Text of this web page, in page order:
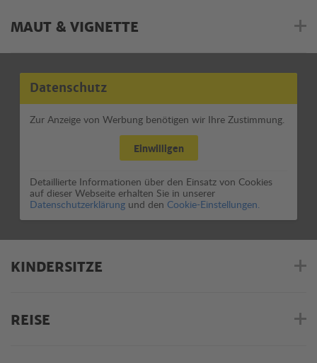
MAUT & VIGNETTE
Datenschutz
Zur Anzeige von Werbung benötigen wir Ihre Zustimmung.
Einwilligen
Detaillierte Informationen über den Einsatz von Cookies
auf dieser Webseite erhalten Sie in unserer
Datenschutzerklärung und den Cookie-Einstellungen.
KINDERSITZE
REISE